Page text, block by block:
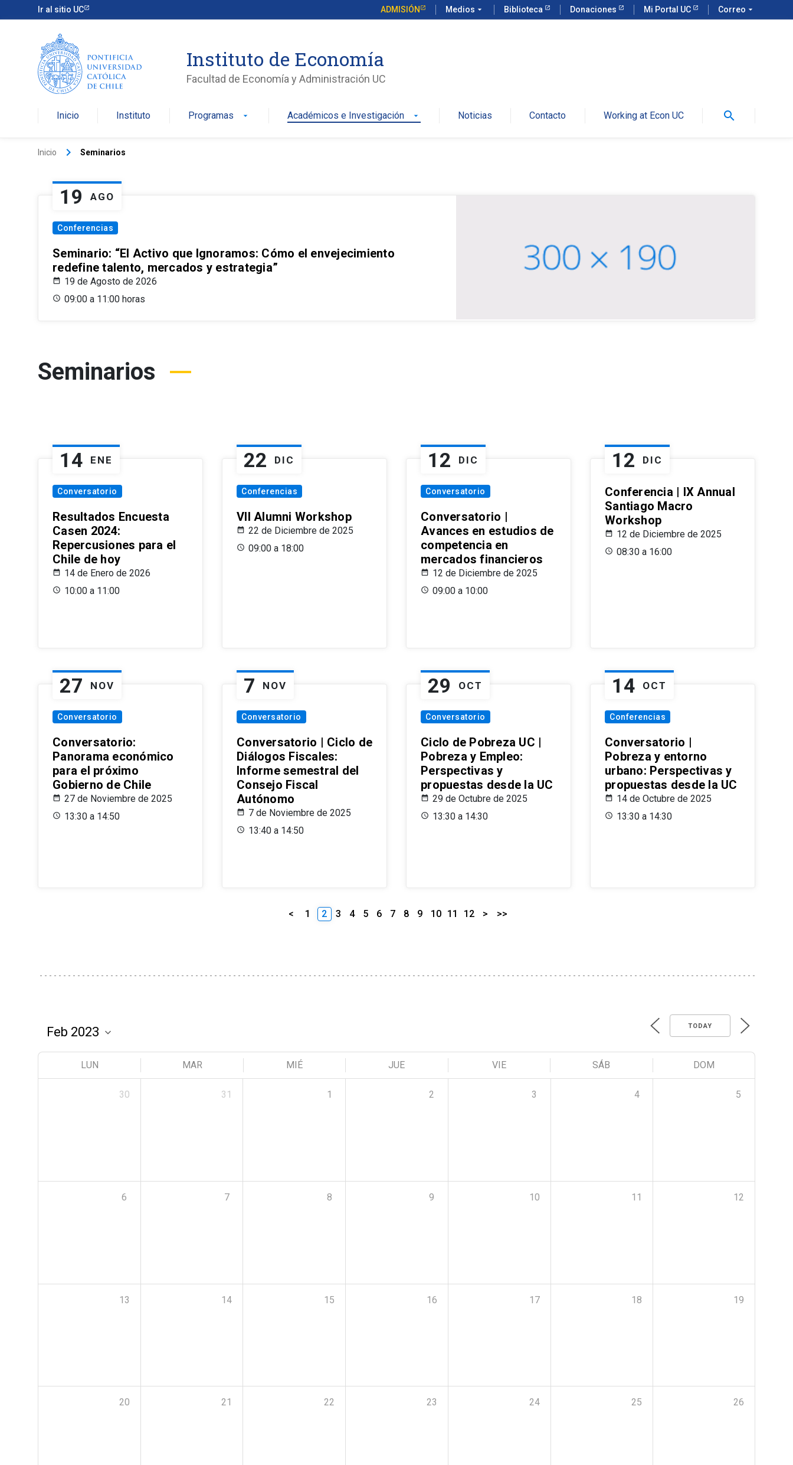
Ir al sitio UC ADMISIÓN Medios arrow_drop_down Biblioteca Donaciones Mi Portal UC Correo arrow_drop_down
Instituto de Economía
Facultad de Economía y Administración UC
Inicio Instituto Programas arrow_drop_down Académicos e Investigación arrow_drop_down Noticias Contacto Working at Econ UC search
Inicio keyboard_arrow_right Seminarios
19 AGO
Conferencias
Seminario: “El Activo que Ignoramos: Cómo el envejecimiento
redefine talento, mercados y estrategia”
19 de Agosto de 2026
09:00 a 11:00 horas
Seminarios
14 ENE
Conversatorio
Resultados Encuesta
Casen 2024:
Repercusiones para el
Chile de hoy
14 de Enero de 2026
10:00 a 11:00
22 DIC
Conferencias
VII Alumni Workshop
22 de Diciembre de 2025
09:00 a 18:00
12 DIC
Conversatorio
Conversatorio |
Avances en estudios de
competencia en
mercados financieros
12 de Diciembre de 2025
09:00 a 10:00
12 DIC
Conferencia | IX Annual
Santiago Macro
Workshop
12 de Diciembre de 2025
08:30 a 16:00
27 NOV
Conversatorio
Conversatorio:
Panorama económico
para el próximo
Gobierno de Chile
27 de Noviembre de 2025
13:30 a 14:50
7 NOV
Conversatorio
Conversatorio | Ciclo de
Diálogos Fiscales:
Informe semestral del
Consejo Fiscal
Autónomo
7 de Noviembre de 2025
13:40 a 14:50
29 OCT
Conversatorio
Ciclo de Pobreza UC |
Pobreza y Empleo:
Perspectivas y
propuestas desde la UC
29 de Octubre de 2025
13:30 a 14:30
14 OCT
Conferencias
Conversatorio |
Pobreza y entorno
urbano: Perspectivas y
propuestas desde la UC
14 de Octubre de 2025
13:30 a 14:30
< 1 2 3 4 5 6 7 8 9 10 11 12 > >>
TODAY
LUN MAR MIÉ JUE VIE SÁB DOM
30 31 1 2 3 4 5
6 7 8 9 10 11 12
13 14 15 16 17 18 19
20 21 22 23 24 25 26